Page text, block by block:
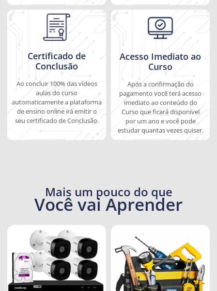
Certificado de
Conclusão
Ao concluir 100% das vídeos
aulas do curso
automaticamente a plataforma
de ensino online irá emitir o
seu certificado de Conclusão.
Acesso Imediato ao
Curso
Após a confirmação do
pagamento você terá acesso
imediato ao conteúdo do
Curso que ficará disponível
por um ano e você pode
estudar quantas vezes quiser.
Mais um pouco do que
Você vai Aprender